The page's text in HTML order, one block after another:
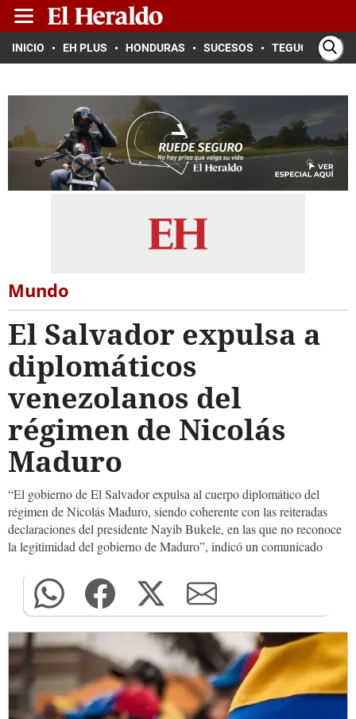
INICIO EH PLUS HONDURAS SUCESOS TEGUCIGALPA
Mundo
El Salvador expulsa a
diplomáticos
venezolanos del
régimen de Nicolás
Maduro
“El gobierno de El Salvador expulsa al cuerpo diplomático del
régimen de Nicolás Maduro, siendo coherente con las reiteradas
declaraciones del presidente Nayib Bukele, en las que no reconoce
la legitimidad del gobierno de Maduro”, indicó un comunicado